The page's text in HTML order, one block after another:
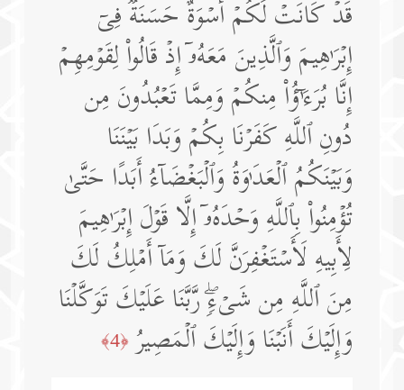
قَدۡ كَانَتۡ لَكُمۡ أُسۡوَةٌ حَسَنَةࣱ فِیۤ
إِبۡرَ ٰ⁠هِیمَ وَٱلَّذِینَ مَعَهُۥۤ إِذۡ قَالُوا۟ لِقَوۡمِهِمۡ
إِنَّا بُرَءَ ٰۤ⁠ ؤُا۟ مِنكُمۡ وَمِمَّا تَعۡبُدُونَ مِن
دُونِ ٱللَّهِ كَفَرۡنَا بِكُمۡ وَبَدَا بَیۡنَنَا
وَبَیۡنَكُمُ ٱلۡعَدَ ٰ⁠وَةُ وَٱلۡبَغۡضَاۤءُ أَبَدًا حَتَّىٰ
تُؤۡمِنُوا۟ بِٱللَّهِ وَحۡدَهُۥۤ إِلَّا قَوۡلَ إِبۡرَ ٰ⁠هِیمَ
لِأَبِیهِ لَأَسۡتَغۡفِرَنَّ لَكَ وَمَاۤ أَمۡلِكُ لَكَ
مِنَ ٱللَّهِ مِن شَیۡءࣲۖ رَّبَّنَا عَلَیۡكَ تَوَكَّلۡنَا
وَإِلَیۡكَ أَنَبۡنَا وَإِلَیۡكَ ٱلۡمَصِیرُ ﴿4﴾